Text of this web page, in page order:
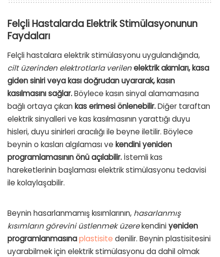
Felçli Hastalarda Elektrik Stimülasyonunun
Faydaları
Felçli hastalara elektrik stimülasyonu uygulandığında,
cilt üzerinden elektrotlarla verilenelektrik akımları, kasa
giden siniri veya kası doğrudan uyararak, kasın
kasılmasını sağlar.Böylece kasın sinyal alamamasına
bağlı ortaya çıkan kas erimesi önlenebilir.Diğer taraftan
elektrik sinyalleri ve kas kasılmasının yarattığı duyu
hisleri, duyu sinirleri aracılığı ile beyne iletilir. Böylece
beynin o kasları algılaması ve kendini yeniden
programlamasının önü açılabilir. İstemli kas
hareketlerinin başlaması elektrik stimülasyonu tedavisi
ile kolaylaşabilir.
Beynin hasarlanmamış kısımlarının, hasarlanmış
kısımların görevini üstlenmek üzerekendiniyeniden
programlanmasınaplastisite denilir. Beynin plastisitesini
uyarabilmek için elektrik stimülasyonu da dahil olmak